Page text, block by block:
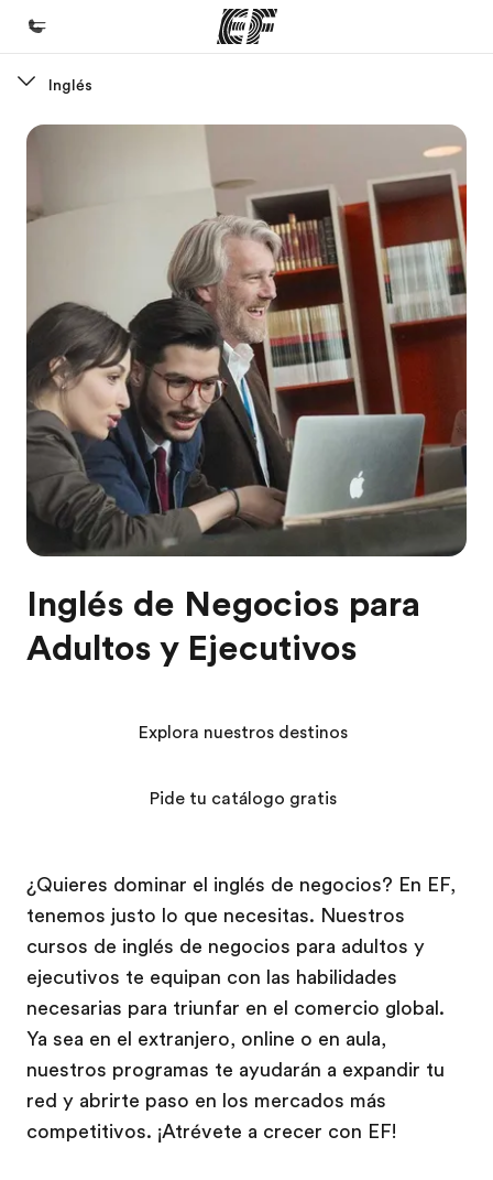
Bienvenido a EF
Ver todo lo que hacemos
Encuentra una oficina
Sobre nosotros
Quiénes somos
Trabajos
Únete al equipo
Inglés
Inglés de Negocios para
Adultos y Ejecutivos
¿Quieres dominar el inglés de negocios? En EF,
tenemos justo lo que necesitas. Nuestros
cursos de inglés de negocios para adultos y
ejecutivos te equipan con las habilidades
necesarias para triunfar en el comercio global.
Ya sea en el extranjero, online o en aula,
nuestros programas te ayudarán a expandir tu
red y abrirte paso en los mercados más
competitivos. ¡Atrévete a crecer con EF!
Explora nuestros destinos
Pide tu catálogo gratis